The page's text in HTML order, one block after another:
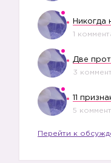
1
3
5
Перейти к